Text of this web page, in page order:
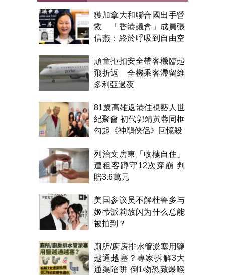
獲加拿大和聯合國出手營
救 「香港議會」成員張
信燕：終於呼吸到自由空
頑童拒扣安全帶客機臨起
飛折返 全機乘客滯留維
多利亞過夜
81歲高雄返港佳視藝人世
紀聚會 初代郭靖黃蓉同框
勾起《神鵰俠侶》回憶殺
列治文房東「收樓自住」
遭租客蹲守12次穿崩 判
賠3.6萬元
美国参议员不解杜鲁多与
姬蒂派莉放闪为什么总能
被拍到？
廁所/廚房排水管淤塞用鹽
越通越塞？專家拆解3大
通渠陷阱 倒1物恐致爆喉